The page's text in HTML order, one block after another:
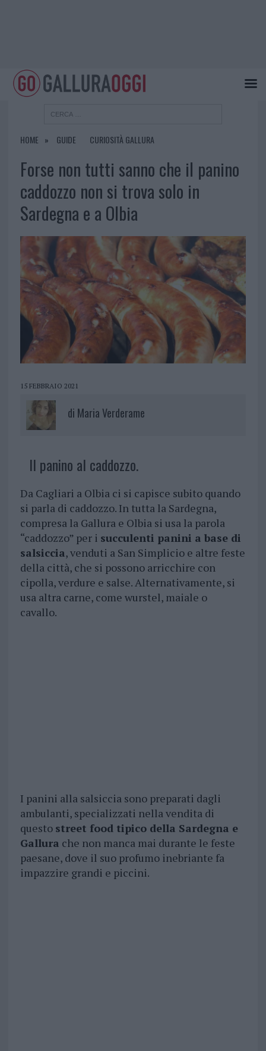
HOME GUIDE CURIOSITÀ GALLURA
Forse non tutti sanno che il panino
caddozzo non si trova solo in
Sardegna e a Olbia
15 FEBBRAIO 2021
di Maria Verderame
Il panino al caddozzo.
Da Cagliari a Olbia ci si capisce subito quando
si parla di caddozzo. In tutta la Sardegna,
compresa la Gallura e Olbia si usa la parola
“caddozzo” per i succulenti panini a base di
salsiccia, venduti a San Simplicio e altre feste
della città, che si possono arricchire con
cipolla, verdure e salse. Alternativamente, si
usa altra carne, come wurstel, maiale o
cavallo.
I panini alla salsiccia sono preparati dagli
ambulanti, specializzati nella vendita di
questo street food tipico della Sardegna e
Gallura che non manca mai durante le feste
paesane, dove il suo profumo inebriante fa
impazzire grandi e piccini.